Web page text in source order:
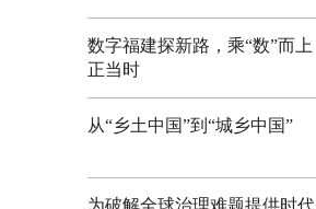
数字福建探新路，乘“数”而上
正当时
从“乡土中国”到“城乡中国”
为破解全球治理难题提供时代